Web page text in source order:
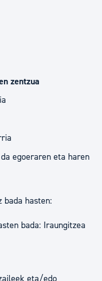
zentzua
egoeraren eta haren
bada hasten:
bada: Iraungitzea